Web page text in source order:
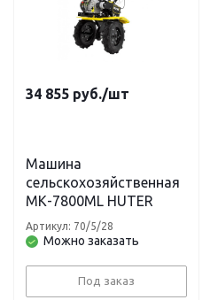
34 855 руб./шт
Машина
сельскохозяйственная
МК-7800ML HUTER
Можно заказать
Артикул: 70/5/28
Под заказ